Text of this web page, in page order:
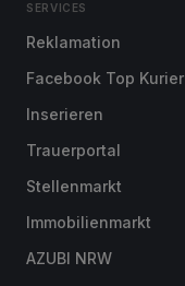
SERVICES
Reklamation
Facebook Top Kurier
Inserieren
Trauerportal
Stellenmarkt
Immobilienmarkt
AZUBI NRW